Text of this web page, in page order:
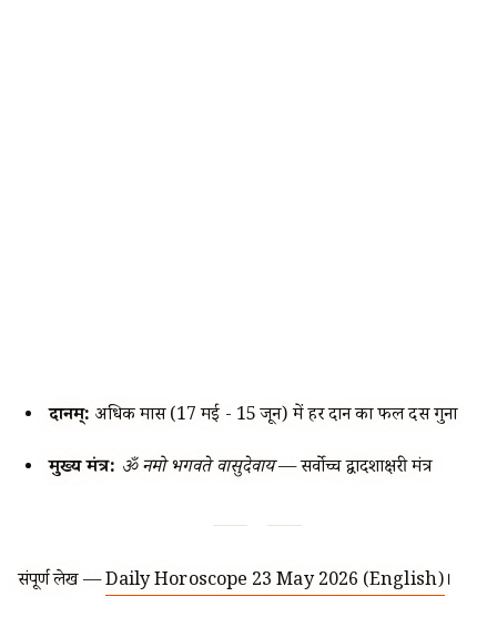
दानम्:अधिक मास (17 मई - 15 जून) में हर दान का फल दस गुना
मुख्य मंत्र: ॐ नमो भगवते वासुदेवाय— सर्वोच्च द्वादशाक्षरी मंत्र
संपूर्ण लेख —Daily Horoscope 23 May 2026 (English)।